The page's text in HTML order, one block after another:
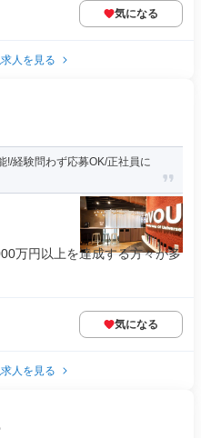
気になる
人を見る
!/経験問わず応募OK/正社員に
万円以上を達成する方々が多
気になる
人を見る